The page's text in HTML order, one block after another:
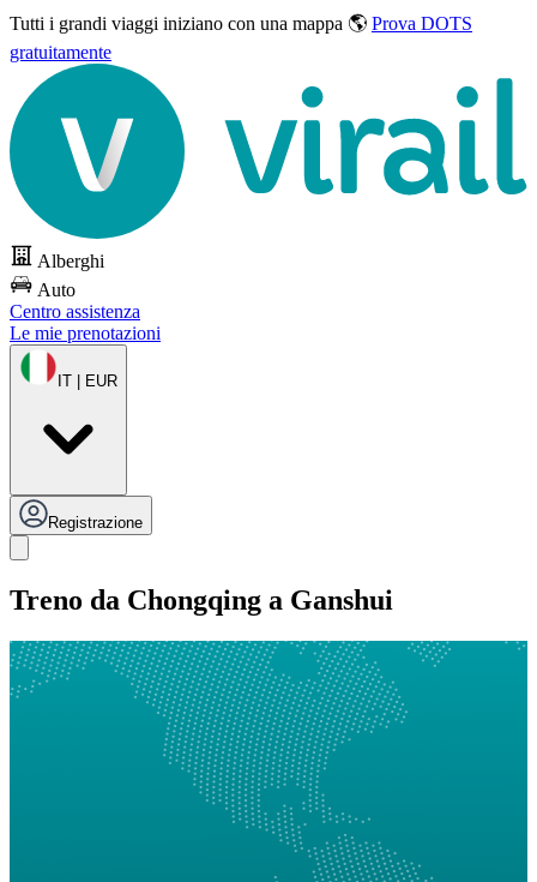
Tutti i grandi viaggi iniziano con una mappa 🌎 Prova DOTS
gratuitamente
Alberghi
Auto
Centro assistenza
Le mie prenotazioni
IT | EUR
Registrazione
Treno da Chongqing a Ganshui